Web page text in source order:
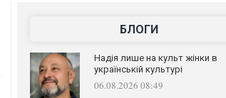
БЛОГИ
Надія лише на культ жінки в
українській культурі
06.08.2026 08:49